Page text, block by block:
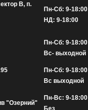
В, п.
Пн-Сб: 9-18:00
НД: 9-18:00
Пн-Сб: 9-18:00
Вс- выходной
Пн-Сб: 9-18:00
Вс выходной
"Озерний"
Пн-Вс: 9-18:00
Без